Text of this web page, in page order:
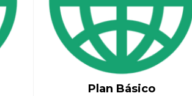
Plan Básico